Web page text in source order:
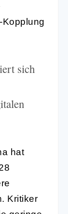
sich
hat
Kritiker